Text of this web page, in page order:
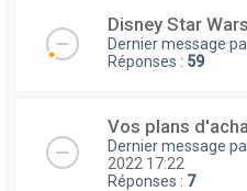
Disney Star
Dernier message
Réponses : 59
Vos plans
Dernier message
2022 17:22
Réponses : 7